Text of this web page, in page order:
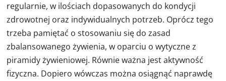
regularnie, w ilościach dopasowanych do kondycji
zdrowotnej oraz indywidualnych potrzeb. Oprócz tego
trzeba pamiętać o stosowaniu się do zasad
zbalansowanego żywienia, w oparciu o wytyczne z
piramidy żywieniowej. Równie ważna jest aktywność
fizyczna. Dopiero wówczas można osiągnąć naprawdę